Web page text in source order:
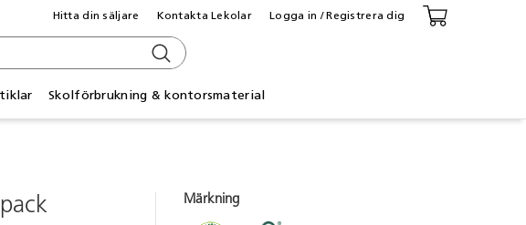
Skolförbrukning & kontorsmaterial
Hitta din säljare Kontakta Lekolar Logga in / Registrera dig
Märkning